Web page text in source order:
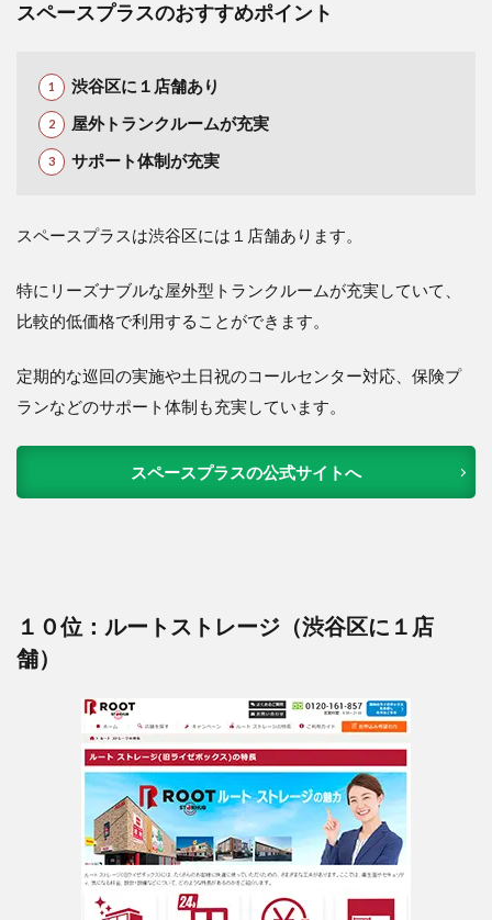
スペースプラスのおすすめポイント
渋谷区に１店舗あり
屋外トランクルームが充実
サポート体制が充実
スペースプラスは渋谷区には１店舗あります。
特にリーズナブルな屋外型トランクルームが充実していて、
比較的低価格で利用することができます。
定期的な巡回の実施や土日祝のコールセンター対応、保険プ
ランなどのサポート体制も充実しています。
スペースプラスの公式サイトへ
１０位：ルートストレージ（渋谷区に１店
舗）